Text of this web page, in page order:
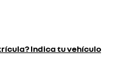
Indica tu vehículo